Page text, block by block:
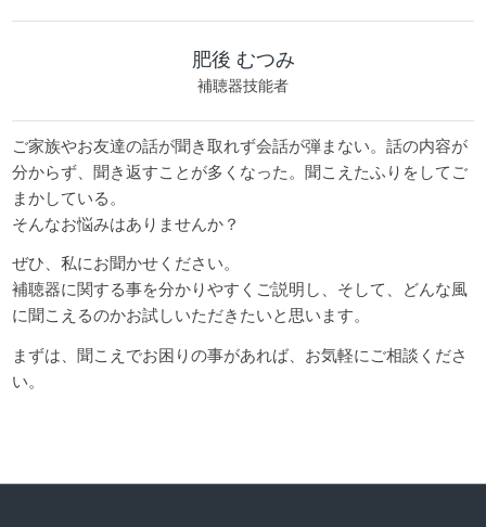
肥後 むつみ
補聴器技能者
ご家族やお友達の話が聞き取れず会話が弾まない。話の内容が
分からず、聞き返すことが多くなった。聞こえたふりをしてご
まかしている。
そんなお悩みはありませんか？
ぜひ、私にお聞かせください。
補聴器に関する事を分かりやすくご説明し、そして、どんな風
に聞こえるのかお試しいただきたいと思います。
まずは、聞こえでお困りの事があれば、お気軽にご相談くださ
い。